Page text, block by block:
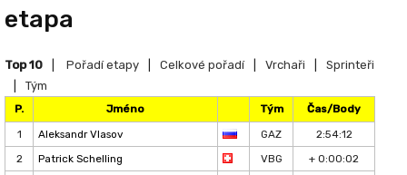
etapa
Top 10 Pořadí etapy Celkové pořadí Vrchaři
Sprinteři
Tým
P. Jméno Tým
Čas/Body
1
Aleksandr Vlasov GAZ
2:54:12
2
Patrick Schelling VBG
+ 0:00:02